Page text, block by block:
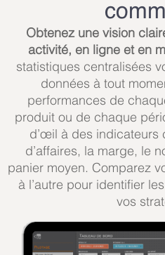
Obtenez une vision
activité, en ligne et en
statistiques centralisées
données à tout
performances de
produit ou de chaque
d’œil à des indicateurs
d’affaires, la marge, le
panier moyen. Comparez
à l’autre pour identifier
vos